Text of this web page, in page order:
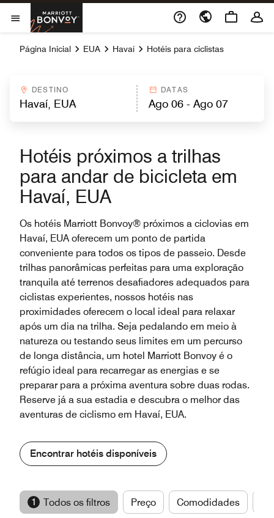
Skip to Content
Abrir menu
Marriott Bonvoy
Página Inicial EUA Havaí Hotéis para ciclistas
DESTINO DATAS
Hotéis próximos a trilhas
para andar de bicicleta em
Havaí, EUA
Os hotéis Marriott Bonvoy® próximos a ciclovias em
Havaí, EUA oferecem um ponto de partida
conveniente para todos os tipos de passeio. Desde
trilhas panorâmicas perfeitas para uma exploração
tranquila até terrenos desafiadores adequados para
ciclistas experientes, nossos hotéis nas
proximidades oferecem o local ideal para relaxar
após um dia na trilha. Seja pedalando em meio à
natureza ou testando seus limites em um percurso
de longa distância, um hotel Marriott Bonvoy é o
refúgio ideal para recarregar as energias e se
preparar para a próxima aventura sobre duas rodas.
Reserve já a sua estadia e descubra o melhor das
aventuras de ciclismo em Havaí, EUA.
Encontrar hotéis disponíveis
1 Todos os filtros Preço Comodidades